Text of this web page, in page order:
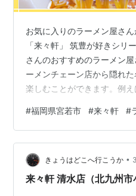
お気に入りのラーメン屋さ
「来々軒」 筑豊が好きシリ
さんのおすすめのラーメン
ーメンチェーン店から隠れ
楽しむことができます。例
ングされたラーメンなど、ラ
豊富です。地元の人から人
すめのラーメン屋さんなど
けにゃおタビで最初にご紹介
「来々軒」です。 1963年（
#福岡県宮若市 #来々軒 #
きょうはどこへ行こうか •
来々軒 清水店（北九州市